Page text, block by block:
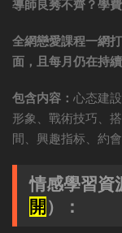
導師良莠不齊？學
全網戀愛課程一網
面，且每月仍在持
包含内容： 心态建
形象、戰術技巧、
間、興趣指标、約
情感學習資
開 ）：